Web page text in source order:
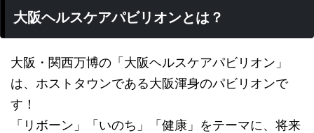
大阪ヘルスケアパビリオンとは？
大阪・関西万博の「大阪ヘルスケアパビリオン」
は、ホストタウンである大阪渾身のパビリオンで
す！
「リボーン」「いのち」「健康」をテーマに、将来